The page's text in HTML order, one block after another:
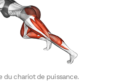
du chariot de puissance.